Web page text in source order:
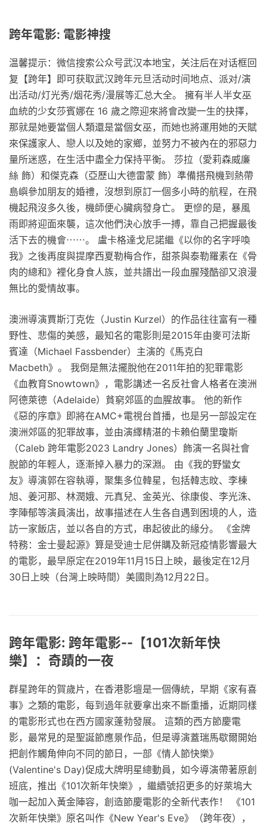
跨年電影: 電影神搜
温馨提示：微信搜索公众号武汉本地宝，关注后在对话框回
复【跨年】即可获取武汉跨年元旦活动时间地点、派对/演
出活动/灯光秀/烟花秀/漫展等汇总大全。 擁有半人半女巫
血統的少女莎賓娜在 16 歲之際迎來將會改變一生的抉擇，
那就是她要當個人類還是當個女巫，而她也將運用她的天賦
來保護家人、戀人以及她的家鄉，並努力不被內在的邪惡力
量所迷惑，在生活中盡全力保持平衡。 莎拉（愛莉森威廉
絲 飾）和傑克森（亞歷山大德雷蒙 飾）準備搭飛機到熱帶
島嶼參加朋友的婚禮，沒想到原訂一個多小時的航程，在飛
機起飛沒多久後，機師便心臟病發身亡。 更慘的是，暴風
雨即將迎面來襲，這次他們決心放手一搏，靠自己把握最後
活下去的機會⋯⋯。 盧卡格達戈尼諾繼《以你的名字呼喚
我》之後再度與提摩西夏勒梅合作，甜茶與泰勒羅素在《骨
肉的總和》裡化身食人族，並共譜出一段血腥殘酷卻又浪漫
無比的愛情故事。
澳洲導演賈斯汀克佐（Justin Kurzel）的作品往往富有一種
野性、悲傷的美感，最知名的電影則是2015年由麥可法斯
賓達（Michael Fassbender）主演的《馬克白
Macbeth》。 我倒是無法擺脫他在2011年拍的犯罪電影
《血教育Snowtown》，電影講述一名反社會人格者在澳洲
阿德萊德（Adelaide）貧窮郊區的血腥故事。 他的新作
《惡的序章》即將在AMC+電視台首播，也是另一部設定在
澳洲郊區的犯罪故事，並由演繹精湛的卡賴伯蘭里瓊斯
（Caleb 跨年電影2023 Landry Jones）飾演一名與社會
脫節的年輕人，逐漸掉入暴力的深淵。 由《我的野蠻女
友》導演郭在容執導，聚集多位韓星，包括韓志旼、李棟
旭、姜河那、林潤娥、元真兒、金英光、徐康俊、李光洙、
李陣郁等演員演出，故事描述在人生各自遇到困境的人，造
訪一家飯店，並以各自的方式，串起彼此的緣分。 《金牌
特務：金士曼起源》算是受迪士尼併購及新冠疫情影響最大
的電影，最早原定在2019年11月15日上映，最後定在12月
30日上映（台灣上映時間）美國則為12月22日。
跨年電影: 跨年電影--【101次新年快
樂】：奇蹟的一夜
群星跨年的賀歲片，在香港影壇是一個傳統，早期《家有喜
事》之類的電影，每到過年就要拿出來不斷重播，近期同樣
的電影形式也在西方國家蓬勃發展。 這類的西方節慶電
影，最常見的是聖誕節應景作品，但是導演蓋瑞馬歇爾開始
把創作觸角伸向不同的節日，一部《情人節快樂》
(Valentine's Day)促成大牌明星總動員，如今導演帶著原創
班底，推出《101次新年快樂》，繼續號招更多的好萊塢大
咖一起加入黃金陣容，創造節慶電影的全新代表作！ 《101
次新年快樂》原名叫作《New Year's Eve》（跨年夜），